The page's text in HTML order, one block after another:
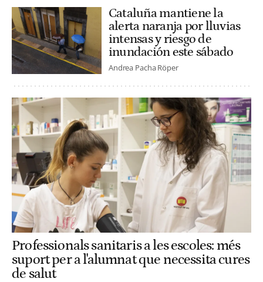
Cataluña mantiene la
alerta naranja por lluvias
intensas y riesgo de
inundación este sábado
Andrea Pacha Röper
Professionals sanitaris a les escoles: més
suport per a l'alumnat que necessita cures
de salut